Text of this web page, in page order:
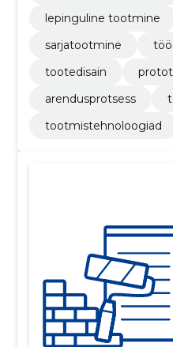
lepinguline tootmine
sarjatootmine
tootedisain
arendusprotsess
tootmistehnoloogiad